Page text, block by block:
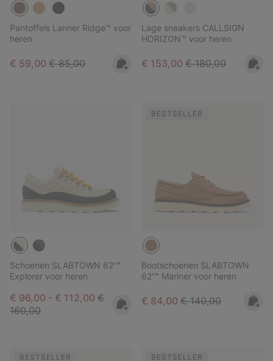
Pantoffels Lanner Ridge™ voor
heren
Sale price:
€ 59,00 Regular price:
€ 85,00
Lage sneakers CALLSIGN
HORIZON™ voor heren
Sale price:
€ 153,00 Regular price:
€ 180,00
Schoenen SLABTOWN 62'™
Explorer voor heren
Minimum sale price:
€ 96,00 - Maximum sale price:
€ 112,00 Regular price:
€
160,00
BESTSELLER
Bootschoenen SLABTOWN
62'™ Mariner voor heren
Sale price:
€ 84,00 Regular price:
€ 140,00
BESTSELLER BESTSELLER